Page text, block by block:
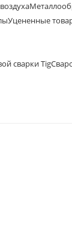
Уцененные
сварки Tig